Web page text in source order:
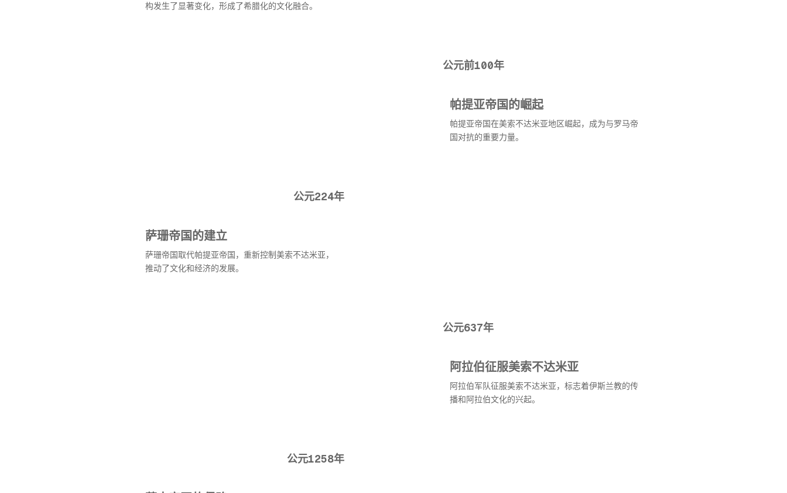
构发生了显著变化，形成了希腊化的文化融合。
公元前100年
帕提亚帝国的崛起
帕提亚帝国在美索不达米亚地区崛起，成为与罗马帝
国对抗的重要力量。
公元224年
萨珊帝国的建立
萨珊帝国取代帕提亚帝国，重新控制美索不达米亚，
推动了文化和经济的发展。
公元637年
阿拉伯征服美索不达米亚
阿拉伯军队征服美索不达米亚，标志着伊斯兰教的传
播和阿拉伯文化的兴起。
公元1258年